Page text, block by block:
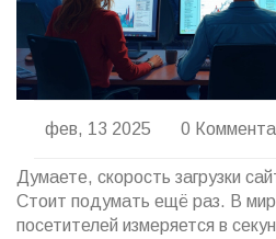
фев, 13 2025 0
Думаете, скорость загрузки
Стоит подумать ещё раз. В
посетителей измеряется в